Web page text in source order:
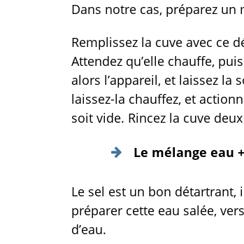
Dans notre cas, préparez
Remplissez la cuve avec ce
Attendez qu’elle chauffe,
alors l’appareil, et laissez la
laissez-la chauffez, et
soit vide. Rincez la cuve
Le mélange eau
Le sel est un bon détartrant,
préparer cette eau salée,
d’eau.